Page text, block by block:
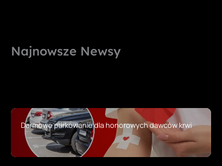
Najnowsze Newsy
Darmowe parkowanie dla honorowych dawców krwi